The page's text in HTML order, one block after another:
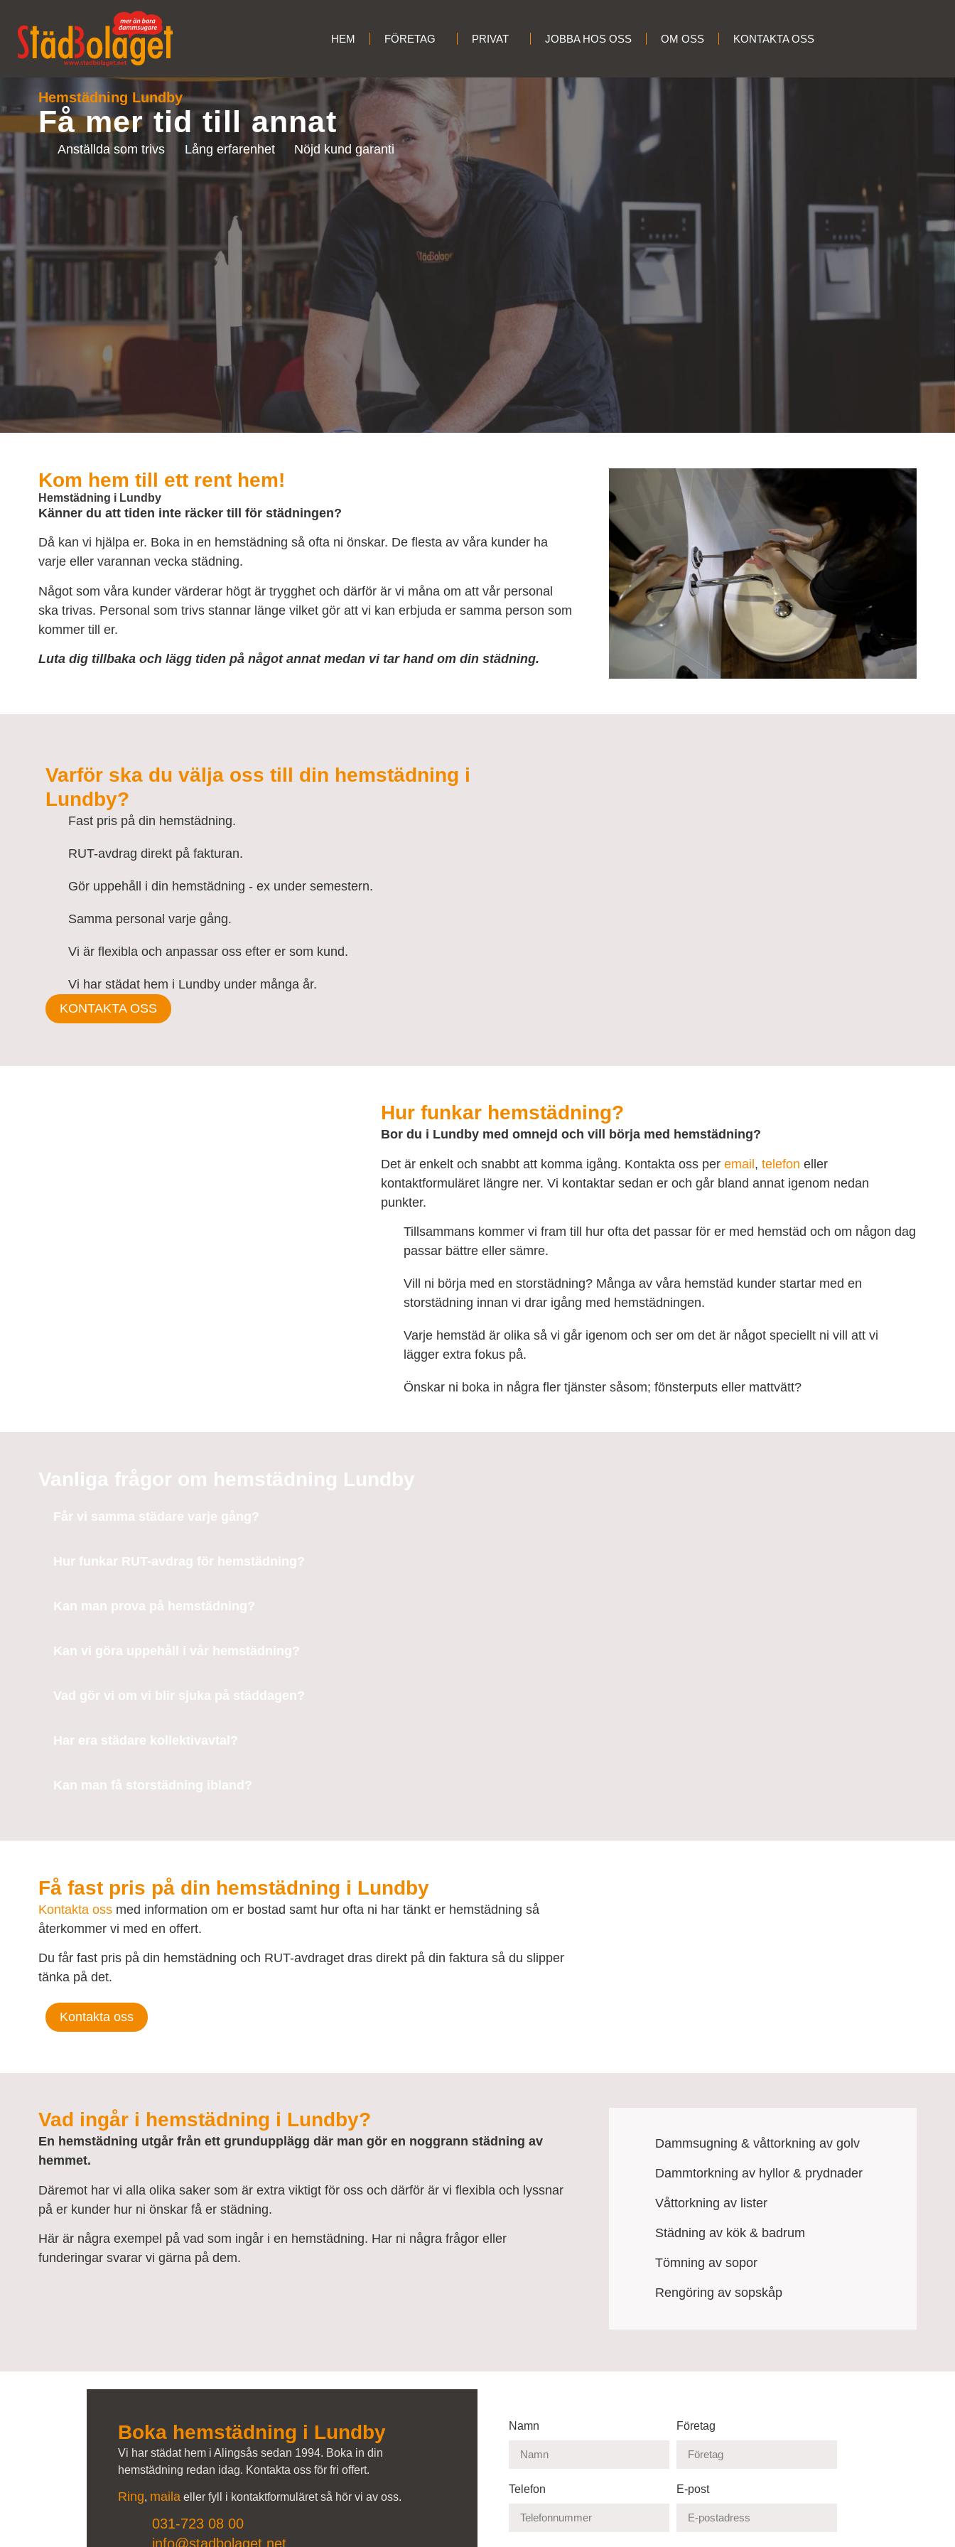
HEM FÖRETAG PRIVAT JOBBA HOS OSS OM OSS KONTAKTA OSS
Hemstädning Lundby
Få mer tid till annat
Anställda som trivs Lång erfarenhet Nöjd kund garanti
Kom hem till ett rent hem!
Hemstädning i Lundby
Känner du att tiden inte räcker till för städningen?
Då kan vi hjälpa er. Boka in en hemstädning så ofta ni önskar. De flesta av våra kunder ha
varje eller varannan vecka städning.
Något som våra kunder värderar högt är trygghet och därför är vi måna om att vår personal
ska trivas. Personal som trivs stannar länge vilket gör att vi kan erbjuda er samma person som
kommer till er.
Luta dig tillbaka och lägg tiden på något annat medan vi tar hand om din städning.
Varför ska du välja oss till din hemstädning i
Lundby?
Fast pris på din hemstädning.
RUT-avdrag direkt på fakturan.
Gör uppehåll i din hemstädning - ex under semestern.
Samma personal varje gång.
Vi är flexibla och anpassar oss efter er som kund.
Vi har städat hem i Lundby under många år.
KONTAKTA OSS
Hur funkar hemstädning?
Bor du i Lundby med omnejd och vill börja med hemstädning?
Det är enkelt och snabbt att komma igång. Kontakta oss per email, telefon eller
kontaktformuläret längre ner. Vi kontaktar sedan er och går bland annat igenom nedan
punkter.
Tillsammans kommer vi fram till hur ofta det passar för er med hemstäd och om någon dag
passar bättre eller sämre.
Vill ni börja med en storstädning? Många av våra hemstäd kunder startar med en
storstädning innan vi drar igång med hemstädningen.
Varje hemstäd är olika så vi går igenom och ser om det är något speciellt ni vill att vi
lägger extra fokus på.
Önskar ni boka in några fler tjänster såsom; fönsterputs eller mattvätt?
Vanliga frågor om hemstädning Lundby
Får vi samma städare varje gång?
Hur funkar RUT-avdrag för hemstädning?
Kan man prova på hemstädning?
Kan vi göra uppehåll i vår hemstädning?
Vad gör vi om vi blir sjuka på städdagen?
Har era städare kollektivavtal?
Kan man få storstädning ibland?
Få fast pris på din hemstädning i Lundby
Kontakta ossmed information om er bostad samt hur ofta ni har tänkt er hemstädning så
återkommer vi med en offert.
Du får fast pris på din hemstädning och RUT-avdraget dras direkt på din faktura så du slipper
tänka på det.
Kontakta oss
Vad ingår i hemstädning i Lundby?
En hemstädning utgår från ett grundupplägg där man gör en noggrann städning av
hemmet.
Däremot har vi alla olika saker som är extra viktigt för oss och därför är vi flexibla och lyssnar
på er kunder hur ni önskar få er städning.
Här är några exempel på vad som ingår i en hemstädning. Har ni några frågor eller
funderingar svarar vi gärna på dem.
Dammsugning & våttorkning av golv
Dammtorkning av hyllor & prydnader
Våttorkning av lister
Städning av kök & badrum
Tömning av sopor
Rengöring av sopskåp
Boka hemstädning i Lundby
Vi har städat hem i Alingsås sedan 1994. Boka in din
hemstädning redan idag. Kontakta oss för fri offert.
Ring, maila eller fyll i kontaktformuläret så hör vi av oss.
031-723 08 00
info@stadbolaget.net
Namn Företag
Telefon E-post